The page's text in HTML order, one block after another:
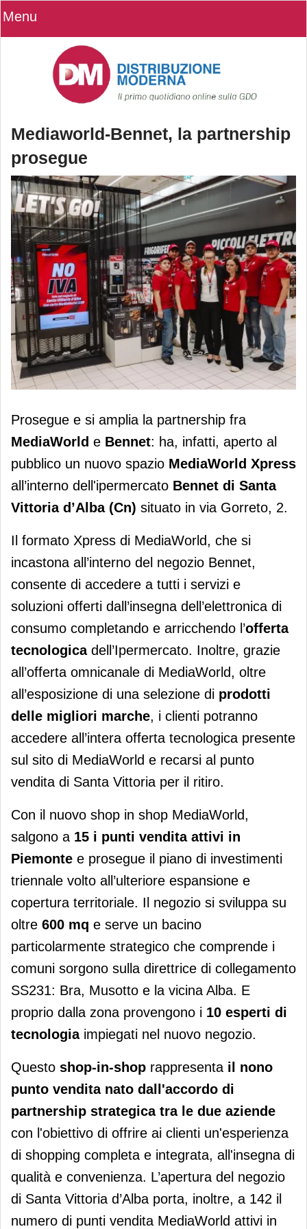
Menu
Mediaworld-Bennet, la partnership
prosegue
Mediaworld-Bennet, la partnership
prosegue
Prosegue e si amplia la partnership fra
MediaWorld e Bennet: ha, infatti, aperto al
pubblico un nuovo spazio MediaWorld Xpress
all’interno dell'ipermercato Bennet di Santa
Vittoria d’Alba (Cn) situato in via Gorreto, 2.
Il formato Xpress di MediaWorld, che si
incastona all’interno del negozio Bennet,
consente di accedere a tutti i servizi e
soluzioni offerti dall’insegna dell’elettronica di
consumo completando e arricchendo l’offerta
tecnologica dell’Ipermercato. Inoltre, grazie
all’offerta omnicanale di MediaWorld, oltre
all’esposizione di una selezione di prodotti
delle migliori marche, i clienti potranno
accedere all’intera offerta tecnologica presente
sul sito di MediaWorld e recarsi al punto
vendita di Santa Vittoria per il ritiro.
Con il nuovo shop in shop MediaWorld,
salgono a 15 i punti vendita attivi in
Piemonte e prosegue il piano di investimenti
triennale volto all’ulteriore espansione e
copertura territoriale. Il negozio si sviluppa su
oltre 600 mq e serve un bacino
particolarmente strategico che comprende i
comuni sorgono sulla direttrice di collegamento
SS231: Bra, Musotto e la vicina Alba. E
proprio dalla zona provengono i 10 esperti di
tecnologiaimpiegati nel nuovo negozio.
Questo shop-in-shop rappresenta il nono
punto vendita nato dall'accordo di
partnership strategica tra le due aziende
con l'obiettivo di offrire ai clienti un'esperienza
di shopping completa e integrata, all'insegna di
qualità e convenienza. L’apertura del negozio
di Santa Vittoria d’Alba porta, inoltre, a 142 il
numero di punti vendita MediaWorld attivi in